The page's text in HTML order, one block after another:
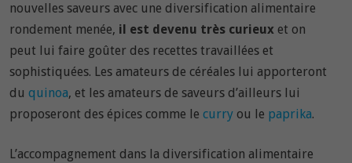
nouvelles saveurs avec une diversification alimentaire
rondement menée, il est devenu très curieux et on
peut lui faire goûter des recettes travaillées et
sophistiquées. Les amateurs de céréales lui apporteront
duquinoa, et les amateurs de saveurs d’ailleurs lui
proposeront des épices comme lecurry ou le paprika.
L’accompagnement dans la diversification alimentaire